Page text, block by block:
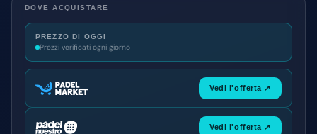
DOVE ACQUISTARE
PREZZO DI OGGI
Prezzi verificati ogni giorno
Vedi l'offerta ↗
Vedi l'offerta ↗